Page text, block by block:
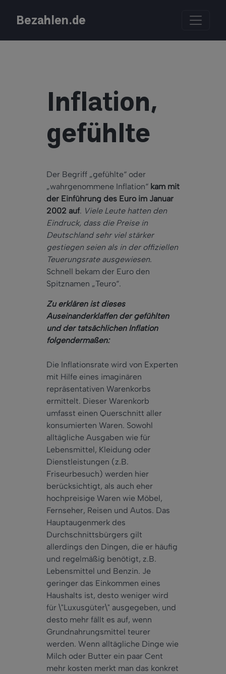
Bezahlen.de
Inflation,
gefühlte
Der Begriff „gefühlte“ oder
„wahrgenommene Inflation“ kam mit
der Einführung des Euro im Januar
2002 auf. Viele Leute hatten den
Eindruck, dass die Preise in
Deutschland sehr viel stärker
gestiegen seien als in der offiziellen
Teuerungsrate ausgewiesen.
Schnell bekam der Euro den
Spitznamen „Teuro“.
Zu erklären ist dieses
Auseinanderklaffen der gefühlten
und der tatsächlichen Inflation
folgendermaßen:
Die Inflationsrate wird von Experten
mit Hilfe eines imaginären
repräsentativen Warenkorbs
ermittelt. Dieser Warenkorb
umfasst einen Querschnitt aller
konsumierten Waren. Sowohl
alltägliche Ausgaben wie für
Lebensmittel, Kleidung oder
Dienstleistungen (z.B.
Friseurbesuch) werden hier
berücksichtigt, als auch eher
hochpreisige Waren wie Möbel,
Fernseher, Reisen und Autos. Das
Hauptaugenmerk des
Durchschnittsbürgers gilt
allerdings den Dingen, die er häufig
und regelmäßig benötigt, z.B.
Lebensmittel und Benzin. Je
geringer das Einkommen eines
Haushalts ist, desto weniger wird
für \"Luxusgüter\" ausgegeben, und
desto mehr fällt es auf, wenn
Grundnahrungsmittel teurer
werden. Wenn alltägliche Dinge wie
Milch oder Butter ein paar Cent
mehr kosten merkt man das konkret